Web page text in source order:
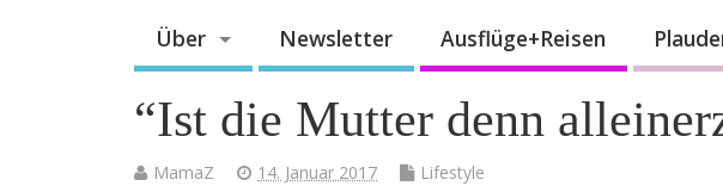
Über Newsletter Ausflüge+Reisen
“Ist die Mutter denn
MamaZ 14. Januar 2017 Lifestyle